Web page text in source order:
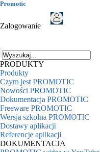
Promotic
Zalogowanie
PRODUKTY
Produkty
Czym jest PROMOTIC
Nowości PROMOTIC
Dokumentacja PROMOTIC
Freeware PROMOTIC
Wersja szkolna PROMOTIC
Dostawy aplikacji
Referencje aplikacji
DOKUMENTACJA